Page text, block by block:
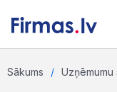
Sākums Uzņēmumu